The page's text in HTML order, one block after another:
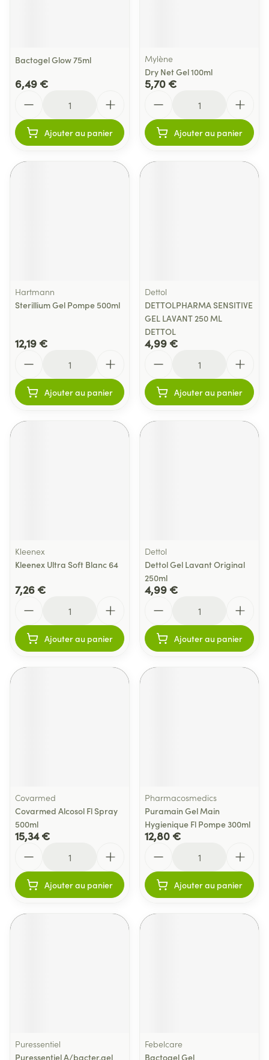
Bactogel Glow 75ml
6,49 €
Ajouter au panier
Mylène
Dry Net Gel 100ml
5,70 €
Ajouter au panier
Hartmann
Sterillium Gel Pompe 500ml
12,19 €
Ajouter au panier
Dettol
DETTOLPHARMA SENSITIVE
GEL LAVANT 250 ML
DETTOL
4,99 €
Ajouter au panier
Kleenex
Kleenex Ultra Soft Blanc 64
7,26 €
Ajouter au panier
Dettol
Dettol Gel Lavant Original
250ml
4,99 €
Ajouter au panier
Covarmed
Covarmed Alcosol Fl Spray
500ml
15,34 €
Ajouter au panier
Pharmacosmedics
Puramain Gel Main
Hygienique Fl Pompe 300ml
12,80 €
Ajouter au panier
Puressentiel
Puressentiel A/bacter.gel
Febelcare
Bactogel Gel